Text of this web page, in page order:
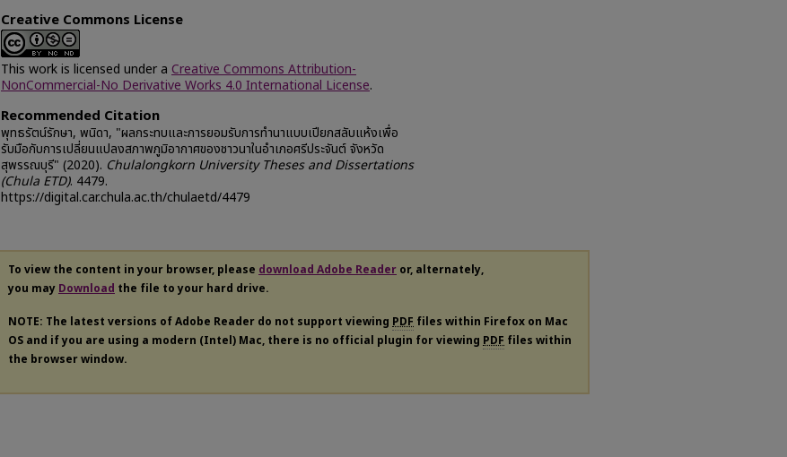
Creative Commons License
This work is licensed under a Creative Commons Attribution-
NonCommercial-No Derivative Works 4.0 International License.
Recommended Citation
พุทธรัตน์รักษา, พนิดา, "ผลกระทบและการยอมรับการทำนาแบบเปียกสลับแห้งเพื่อ
รับมือกับการเปลี่ยนแปลงสภาพภูมิอากาศของชาวนาในอำเภอศรีประจันต์ จังหวัด
สุพรรณบุรี" (2020). Chulalongkorn University Theses and Dissertations
(Chula ETD). 4479.
https://digital.car.chula.ac.th/chulaetd/4479
To view the content in your browser, please download Adobe Reader or, alternately,
you may Download the file to your hard drive.
NOTE: The latest versions of Adobe Reader do not support viewing PDF files within Firefox on Mac
OS and if you are using a modern (Intel) Mac, there is no official plugin for viewing PDF files within
the browser window.